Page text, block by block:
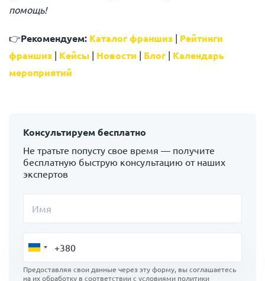
помощь!
👉Рекомендуем: Каталог франшиз | Рейтинги
франшиз | Кейсы | Новости | Блог| Календарь
мероприятий
Консультируем бесплатно
Не тратьте попусту свое время — получите
бесплатную быструю консультацию от наших
экспертов
Имя
Предоставляя свои данные через эту форму, вы соглашаетесь
на их обработку в соответствии с условиями политики